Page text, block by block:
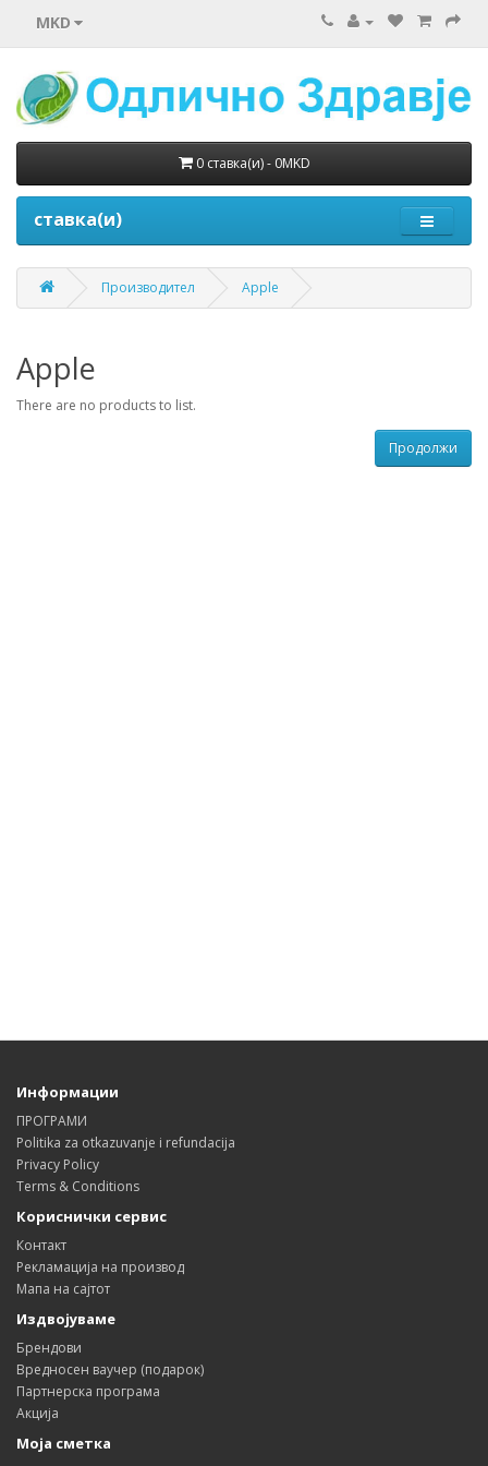
MKD
0 ставка(и) - 0MKD
ставка(и)
Производител Apple
Apple
There are no products to list.
Продолжи
Информации
ПРОГРАМИ
Politika za otkazuvanje i refundacija
Privacy Policy
Terms & Conditions
Кориснички сервис
Контакт
Рекламација на производ
Мапа на сајтот
Издвојуваме
Брендови
Вредносен ваучер (подарок)
Партнерска програма
Акција
Моја сметка